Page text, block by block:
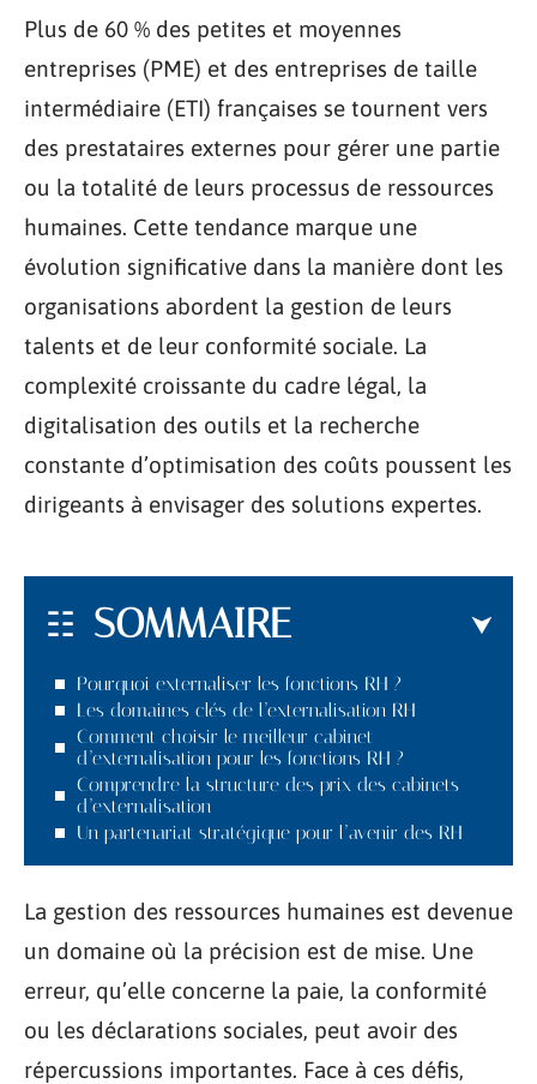
Plus de 60 % des petites et moyennes
entreprises (PME) et des entreprises de taille
intermédiaire (ETI) françaises se tournent vers
des prestataires externes pour gérer une partie
ou la totalité de leurs processus de ressources
humaines. Cette tendance marque une
évolution significative dans la manière dont les
organisations abordent la gestion de leurs
talents et de leur conformité sociale. La
complexité croissante du cadre légal, la
digitalisation des outils et la recherche
constante d’optimisation des coûts poussent les
dirigeants à envisager des solutions expertes.
SOMMAIRE
Pourquoi externaliser les fonctions RH ?
Les domaines clés de l’externalisation RH
Comment choisir le meilleur cabinet
d’externalisation pour les fonctions RH ?
Comprendre la structure des prix des cabinets
d’externalisation
Un partenariat stratégique pour l’avenir des RH
La gestion des ressources humaines est devenue
un domaine où la précision est de mise. Une
erreur, qu’elle concerne la paie, la conformité
ou les déclarations sociales, peut avoir des
répercussions importantes. Face à ces défis,